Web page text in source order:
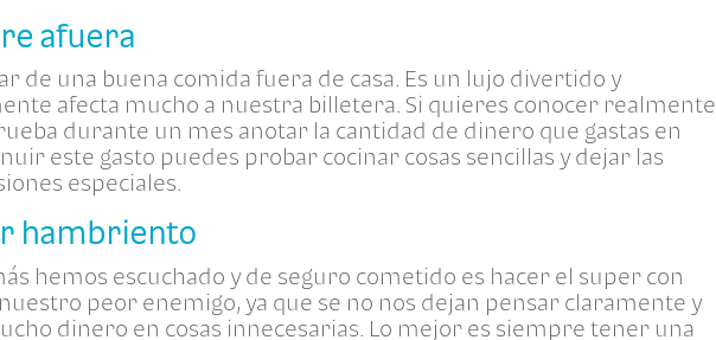
afuera
de una buena comida fuera de casa. Es un lujo divertido y
afecta mucho a nuestra billetera. Si quieres conocer realmente
durante un mes anotar la cantidad de dinero que gastas en
este gasto puedes probar cocinar cosas sencillas y dejar las
especiales.
hambriento
hemos escuchado y de seguro cometido es hacer el super con
peor enemigo, ya que se no nos dejan pensar claramente y
dinero en cosas innecesarias. Lo mejor es siempre tener una